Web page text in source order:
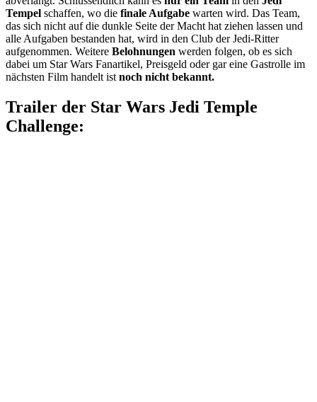
Tempel schaffen, wo die finale Aufgabe warten wird. Das Team,
das sich nicht auf die dunkle Seite der Macht hat ziehen lassen und
alle Aufgaben bestanden hat, wird in den Club der Jedi-Ritter
aufgenommen. Weitere Belohnungen werden folgen, ob es sich
dabei um Star Wars Fanartikel, Preisgeld oder gar eine Gastrolle im
nächsten Film handelt ist noch nicht bekannt.
Trailer der Star Wars Jedi Temple
Challenge: